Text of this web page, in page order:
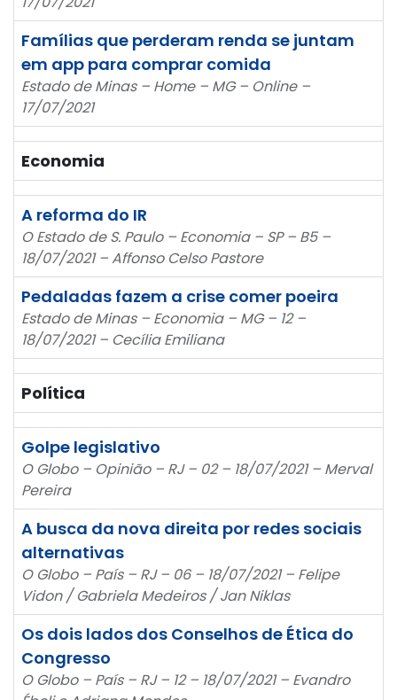
Famílias que perderam renda se juntam
em app para comprar comida
Estado de Minas – Home – MG – Online –
17/07/2021
Economia
A reforma do IR
O Estado de S. Paulo – Economia – SP – B5 –
18/07/2021 – Affonso Celso Pastore
Pedaladas fazem a crise comer poeira
Estado de Minas – Economia – MG – 12 –
18/07/2021 – Cecília Emiliana
Política
Golpe legislativo
O Globo – Opinião – RJ – 02 – 18/07/2021 – Merval
Pereira
A busca da nova direita por redes sociais
alternativas
O Globo – País – RJ – 06 – 18/07/2021 – Felipe
Vidon / Gabriela Medeiros / Jan Niklas
Os dois lados dos Conselhos de Ética do
Congresso
O Globo – País – RJ – 12 – 18/07/2021 – Evandro